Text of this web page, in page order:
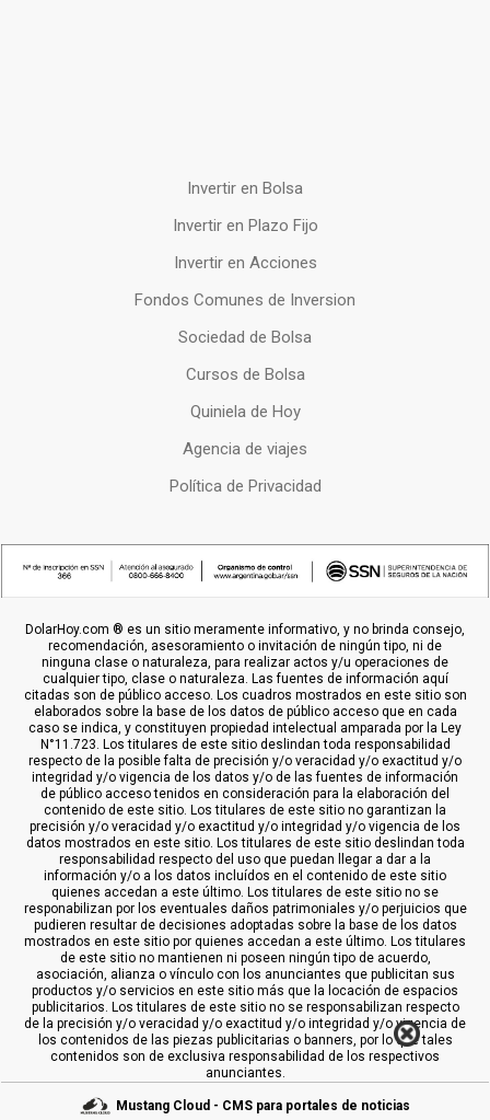
Invertir en Bolsa
Invertir en Plazo Fijo
Invertir en Acciones
Fondos Comunes de Inversion
Sociedad de Bolsa
Cursos de Bolsa
Quiniela de Hoy
Agencia de viajes
Política de Privacidad
DolarHoy.com ® es un sitio meramente informativo, y no brinda consejo,
recomendación, asesoramiento o invitación de ningún tipo, ni de
ninguna clase o naturaleza, para realizar actos y/u operaciones de
cualquier tipo, clase o naturaleza. Las fuentes de información aquí
citadas son de público acceso. Los cuadros mostrados en este sitio son
elaborados sobre la base de los datos de público acceso que en cada
caso se indica, y constituyen propiedad intelectual amparada por la Ley
N°11.723. Los titulares de este sitio deslindan toda responsabilidad
respecto de la posible falta de precisión y/o veracidad y/o exactitud y/o
integridad y/o vigencia de los datos y/o de las fuentes de información
de público acceso tenidos en consideración para la elaboración del
contenido de este sitio. Los titulares de este sitio no garantizan la
precisión y/o veracidad y/o exactitud y/o integridad y/o vigencia de los
datos mostrados en este sitio. Los titulares de este sitio deslindan toda
responsabilidad respecto del uso que puedan llegar a dar a la
información y/o a los datos incluídos en el contenido de este sitio
quienes accedan a este último. Los titulares de este sitio no se
responabilizan por los eventuales daños patrimoniales y/o perjuicios que
pudieren resultar de decisiones adoptadas sobre la base de los datos
mostrados en este sitio por quienes accedan a este último. Los titulares
de este sitio no mantienen ni poseen ningún tipo de acuerdo,
asociación, alianza o vínculo con los anunciantes que publicitan sus
productos y/o servicios en este sitio más que la locación de espacios
publicitarios. Los titulares de este sitio no se responsabilizan respecto
de la precisión y/o veracidad y/o exactitud y/o integridad y/o vigencia de
los contenidos de las piezas publicitarias o banners, por lo que tales
contenidos son de exclusiva responsabilidad de los respectivos
anunciantes.
Mustang Cloud - CMS para portales de noticias